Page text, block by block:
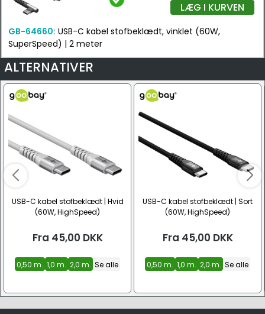
LÆG I KURVEN
GB-64660: USB-C kabel stofbeklædt, vinklet (60W,
SuperSpeed) | 2 meter
ALTERNATIVER
USB-C kabel stofbeklædt | Hvid
(60W, HighSpeed)
Fra 45,00 DKK
0,50 m. 1,0 m. 2,0 m. Se alle
USB-C kabel stofbeklædt | Sort
(60W, HighSpeed)
Fra 45,00 DKK
0,50 m. 1,0 m. 2,0 m. Se alle